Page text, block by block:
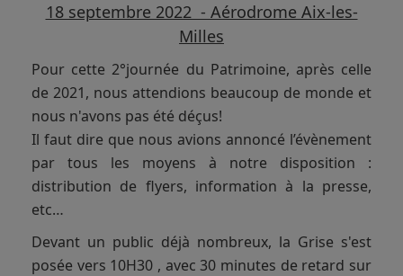
18 septembre 2022 - Aérodrome Aix-les-
Milles
Pour cette 2°journée du Patrimoine, après celle
de 2021, nous attendions beaucoup de monde et
nous n'avons pas été déçus!
Il faut dire que nous avions annoncé l’évènement
par tous les moyens à notre disposition :
distribution de flyers, information à la presse,
etc…
Devant un public déjà nombreux, la Grise s'est
posée vers 10H30 , avec 30 minutes de retard sur